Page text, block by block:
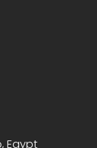
Egypt